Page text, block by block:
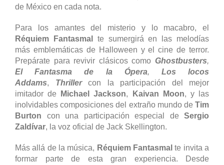
de México en cada nota.
Para los amantes del misterio y lo macabro, el
Réquiem Fantasmal
te sumergirá en las melodías
más emblemáticas de Halloween y el cine de terror.
Prepárate para revivir clásicos como Ghostbusters,
El Fantasma de la Ópera, Los locos
Addams, Thrillercon la participación del mejor
imitador de
Michael Jackson, Kaivan Moon, y las
inolvidables composiciones del extraño mundo de Tim
Burton con una participación especial de Sergio
Zaldívar, la voz oficial de Jack Skellington.
Más allá de la música, Réquiem Fantasmal te invita a
formar parte de esta gran experiencia. Desde